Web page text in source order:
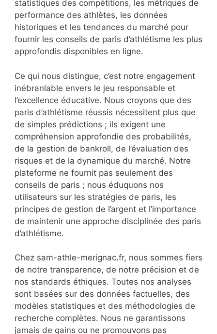
statistiques des compétitions, les métriques de
performance des athlètes, les données
historiques et les tendances du marché pour
fournir les conseils de paris d’athlétisme les plus
approfondis disponibles en ligne.
Ce qui nous distingue, c’est notre engagement
inébranlable envers le jeu responsable et
l’excellence éducative. Nous croyons que des
paris d’athlétisme réussis nécessitent plus que
de simples prédictions ; ils exigent une
compréhension approfondie des probabilités,
de la gestion de bankroll, de l’évaluation des
risques et de la dynamique du marché. Notre
plateforme ne fournit pas seulement des
conseils de paris ; nous éduquons nos
utilisateurs sur les stratégies de paris, les
principes de gestion de l’argent et l’importance
de maintenir une approche disciplinée des paris
d’athlétisme.
Chez sam-athle-merignac.fr, nous sommes fiers
de notre transparence, de notre précision et de
nos standards éthiques. Toutes nos analyses
sont basées sur des données factuelles, des
modèles statistiques et des méthodologies de
recherche complètes. Nous ne garantissons
jamais de gains ou ne promouvons pas